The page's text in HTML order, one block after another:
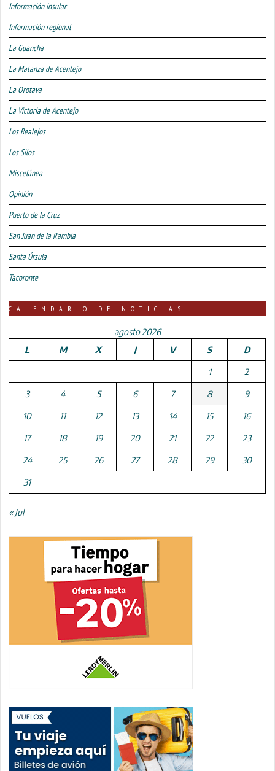
Información insular
Información regional
La Guancha
La Matanza de Acentejo
La Orotava
La Victoria de Acentejo
Los Realejos
Los Silos
Miscelánea
Opinión
Puerto de la Cruz
San Juan de la Rambla
Santa Úrsula
Tacoronte
CALENDARIO DE NOTICIAS
agosto 2026
L
M X J V S D
1 2
3 4 5 6 7 8 9
10 11 12 13 14 15 16
17 18 19 20 21 22 23
24 25 26 27 28 29 30
31
« Jul